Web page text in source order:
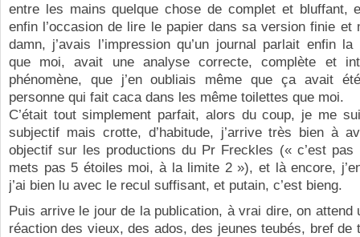
entre les mains quelque chose de complet et bluffant,
enfin l’occasion de lire le papier dans sa version finie et
damn, j’avais l’impression qu’un journal parlait enfin la
que moi, avait une analyse correcte, complète et
phénomène, que j’en oubliais même que ça avait
personne qui fait caca dans les même toilettes que moi.
C’était tout simplement parfait, alors du coup, je me
subjectif mais crotte, d’habitude, j’arrive très bien à
objectif sur les productions du Pr Freckles (« c’est pas
mets pas 5 étoiles moi, à la limite 2 »), et là encore,
j’ai bien lu avec le recul suffisant, et putain, c’est bieng.
Puis arrive le jour de la publication, à vrai dire, on attend
réaction des vieux, des ados, des jeunes teubés, bref de